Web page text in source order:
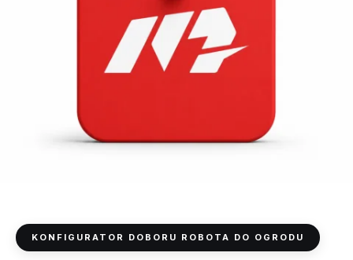
KONFIGURATOR DOBORU ROBOTA DO OGRODU